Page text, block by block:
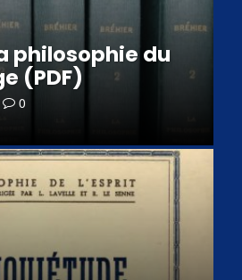
philosophie du
(PDF)
0